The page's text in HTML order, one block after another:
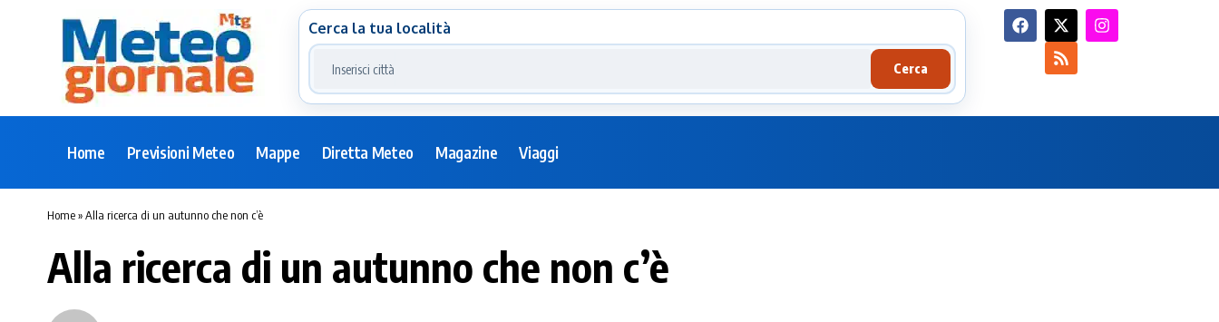
Cerca la tua località
Cerca
Home Previsioni Meteo Mappe Diretta Meteo Magazine Viaggi
Home»Alla ricerca di un autunno che non c’è
Alla ricerca di un autunno che non c’è